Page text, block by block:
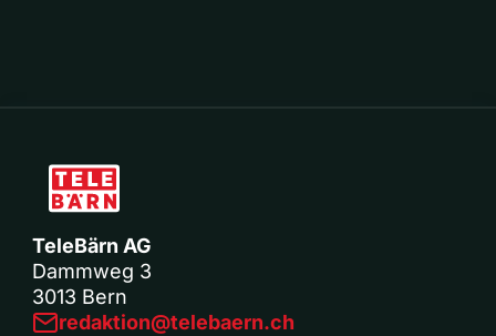
TeleBärn AG
Dammweg 3
3013 Bern
redaktion@telebaern.ch